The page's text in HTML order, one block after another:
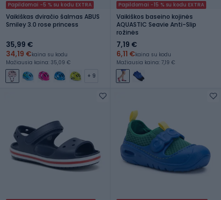
Papildomai -5 % su kodu EXTRA
Vaikiškas dviračio šalmas ABUS
Smiley 3.0 rose princess
35,99 €
34,19 €kaina su kodu
Mažiausia kaina: 35,09 €
+ 9
Papildomai -15 % su kodu EXTRA
Vaikiškos baseino kojinės
AQUASTIC Seavie Anti-Slip
rožinės
7,19 €
6,11 €kaina su kodu
Mažiausia kaina: 7,19 €